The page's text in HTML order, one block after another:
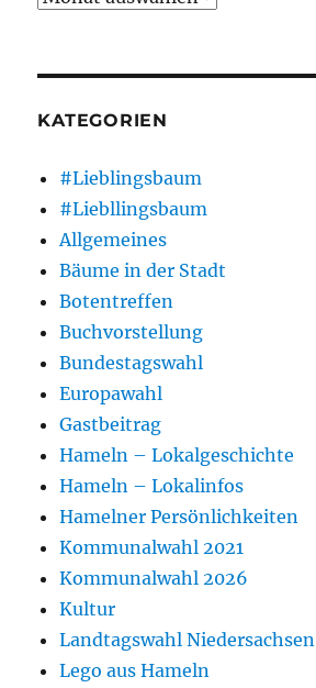
KATEGORIEN
#Lieblingsbaum
#Liebllingsbaum
Allgemeines
Bäume in der Stadt
Botentreffen
Buchvorstellung
Bundestagswahl
Europawahl
Gastbeitrag
Hameln – Lokalgeschichte
Hameln – Lokalinfos
Hamelner Persönlichkeiten
Kommunalwahl 2021
Kommunalwahl 2026
Kultur
Landtagswahl Niedersachsen
Lego aus Hameln